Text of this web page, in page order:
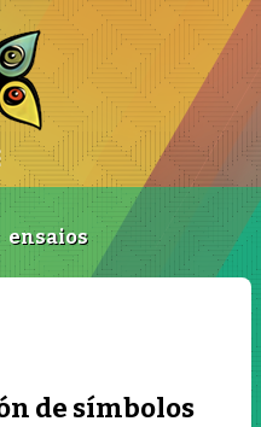
ensaios
de símbolos